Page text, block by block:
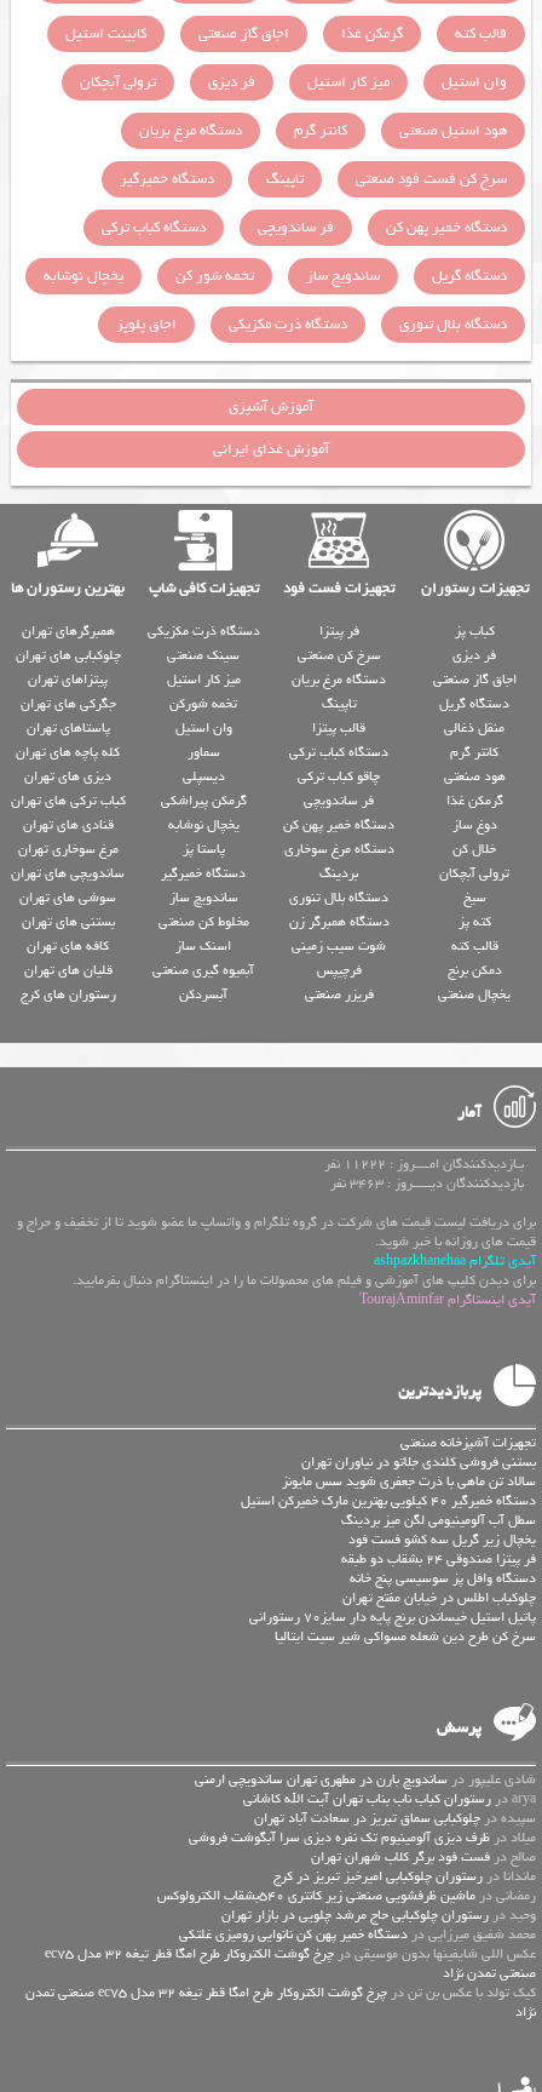
قالب کته
گرمکن غذا اجاق گاز صنعتی
کابینت استیل
وان استیل
میز کار استیل فر دیزی
ترولی آبچکان
هود استیل صنعتی
کانتر گرم
دستگاه مرغ بریان
سرخ کن فست فود صنعتی
تاپینگ
دستگاه خمیرگیر
دستگاه خمیر پهن کن
فر ساندویچی
دستگاه کباب ترکی
دستگاه گریل
ساندویچ ساز تخمه شور کن
یخچال نوشابه
دستگاه بلال تنوری
دستگاه ذرت مکزیکی اجاق پلوپز
آموزش آشپزی
آموزش غذای ایرانی
تجهیزات رستوران تجهیزات فست فود تجهیزات کافی شاپ بهترین رستوران ها
کباب پز
فر دیزی
اجاق گاز صنعتی
دستگاه گریل
منقل ذغالی
کانتر گرم
هود صنعتی
گرمکن غذا
دوغ ساز
خلال کن
ترولی آبچکان
سیخ
کته پز
قالب کته
دمکن برنج
یخچال صنعتی
فر پیتزا
سرخ کن صنعتی
دستگاه مرغ بریان
تاپینگ
قالب پیتزا
دستگاه کباب ترکی
چاقو کباب ترکی
فر ساندویچی
دستگاه خمیر پهن کن
دستگاه مرغ سوخاری
بردینگ
دستگاه بلال تنوری
دستگاه همبرگر زن
شوت سیب زمینی
فرچیپس
فریزر صنعتی
دستگاه ذرت مکزیکی
سینک صنعتی
میز کار استیل
تخمه شورکن
وان استیل
سماور
دیسپلی
گرمکن پیراشکی
یخچال نوشابه
پاستا پز
دستگاه خمیرگیر
ساندویچ ساز
مخلوط کن صنعتی
اسنک ساز
آبمیوه گیری صنعتی
آبسردکن
همبرگرهای تهران
چلوکبابی های تهران
پیتزاهای تهران
جگرکی های تهران
پاستاهای تهران
کله پاچه های تهران
دیزی های تهران
کباب ترکی های تهران
قنادی های تهران
مرغ سوخاری تهران
ساندویچی های تهران
سوشی های تهران
بستنی های تهران
کافه های تهران
قلیان های تهران
رستوران های کرج
آمار
بـازدیدکنندگان امــــروز : 11222 نفر
بازدیدکنندگان دیـــــروز : 3463 نفر
برای دریافت لیست قیمت های شرکت در گروه تلگرام و واتساپ ما عضو شوید تا از تخفیف و حراج و
قیمت های روزانه با خبر شوید.
آیدی تلگرام ashpazkhanehaa
برای دیدن کلیپ های آموزشی و فیلم های محصولات ما را در اینستاگرام دنبال بفرمایید.
آیدی اینستاگرام TourajAminfar
پربازدیدترین
تجهیزات آشپزخانه صنعتی
بستنی فروشی کلندی جلاتو در نیاوران تهران
سالاد تن ماهی با ذرت جعفری شوید سس مایونز
دستگاه خمیرگیر 40 کیلویی بهترین مارک خمیرکن استیل
سطل آب آلومینیومی لگن میز بردینگ
یخچال زیر گریل سه کشو فست فود
فر پیتزا صندوقی 24 بشقاب دو طبقه
دستگاه وافل پز سوسیسی پنج خانه
چلوکباب اطلس در خیابان مفتح تهران
پاتیل استیل خیساندن برنج پایه دار سایز70 رستورانی
سرخ کن طرح دین شعله مسواکی شیر سیت ایتالیا
پرسش
شادی علیپور در ساندویچ بارن در مطهری تهران ساندویچی ارمنی
arya در
رستوران کباب ناب بناب تهران آیت الله کاشانی
سپیده در چلوکبابی سماق تبریز در سعادت آباد تهران
میلاد در ظرف دیزی آلومینیوم تک نفره دیزی سرا آبگوشت فروشی
صالح در فست فود برگر کلاب شهران تهران
ماندانا در رستوران چلوکبابی امیرخیز تبریز در کرج
رمضانی در ماشین ظرفشویی صنعتی زیر کانتری 540بشقاب الکترولوکس
وحید در رستوران چلوکبابی حاج مرشد چلویی در بازار تهران
محمد شفیق میرزایی در دستگاه خمیر پهن کن نانوایی رومیزی غلتکی
عكس اللي شايفينها بدون موسيقى در
چرخ گوشت الکتروکار طرح امگا قطر تیغه 32 مدل ec75
صنعتی تمدن نژاد
کیک تولد با عکس بن تن در
چرخ گوشت الکتروکار طرح امگا قطر تیغه 32 مدل ec75 صنعتی تمدن
نژاد